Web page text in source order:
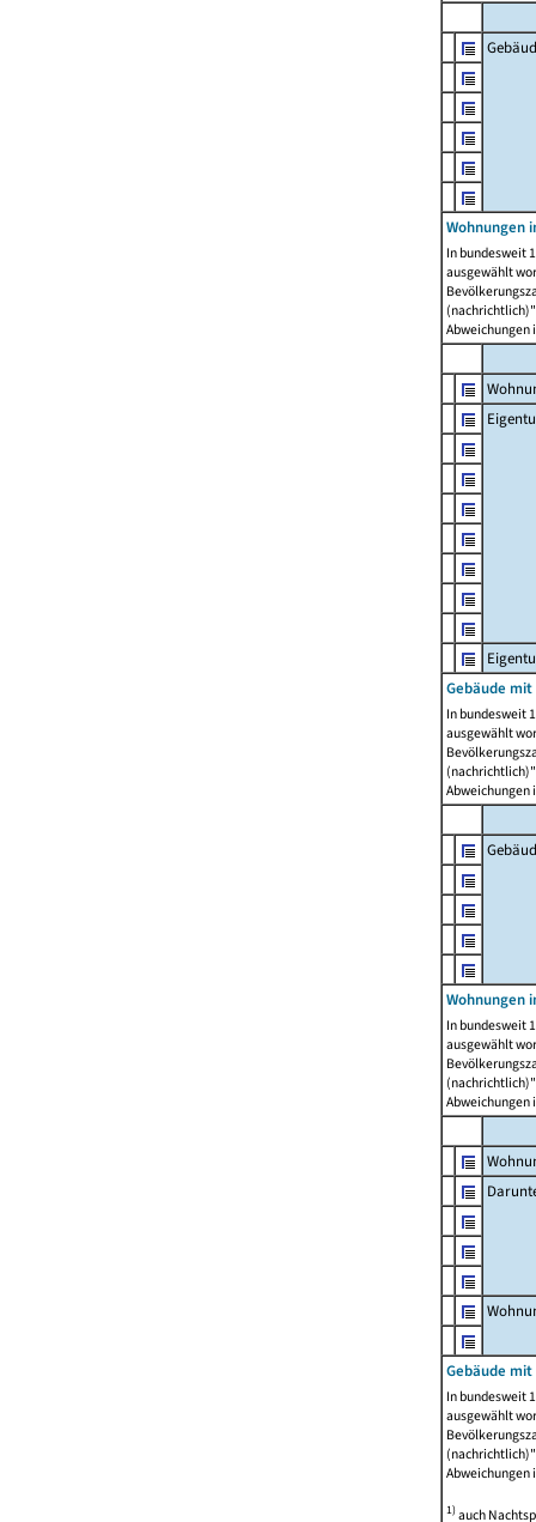
Wohnungen
In bundesweit
ausgewählt
Abweichungen
Gebäude
In bundesweit
ausgewählt
Abweichungen
Wohnungen
In bundesweit
ausgewählt
Abweichungen
Gebäude
In bundesweit
ausgewählt
Abweichungen
1)auch